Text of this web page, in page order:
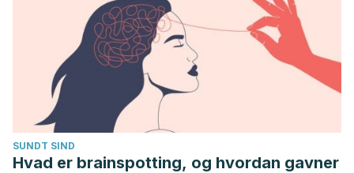
SUNDT SIND
Hvad er brainspotting, og hvordan gavner